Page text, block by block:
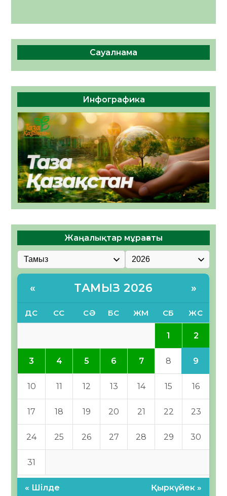
Сауалнама
Инфографика
Жаңалықтар мұрағаты
« ТАМЫЗ 2026 »
ДС СС СӘ БС ЖМ СБ ЖС
1 2
3 4 5 6 7 8 9
10 11 12 13 14 15 16
17 18 19 20 21 22 23
24 25 26 27 28 29 30
31
« Шілде Қыркүйек »